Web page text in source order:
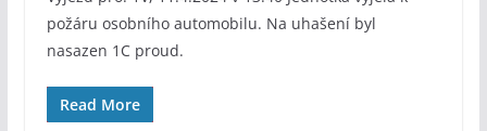
požáru osobního automobilu. Na uhašení byl
nasazen 1C proud.
Read More